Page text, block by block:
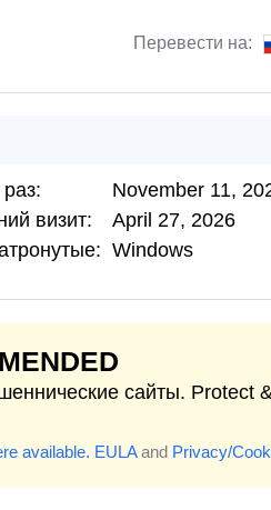
Перевести на:
November 11,
визит:
April 27, 2026
Windows
сайты. Protect
available. EULAand Privacy/